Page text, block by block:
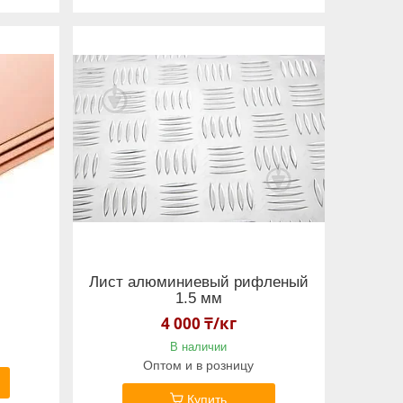
Лист алюминиевый рифленый
1.5 мм
4 000 ₸/кг
В наличии
Оптом и в розницу
Купить